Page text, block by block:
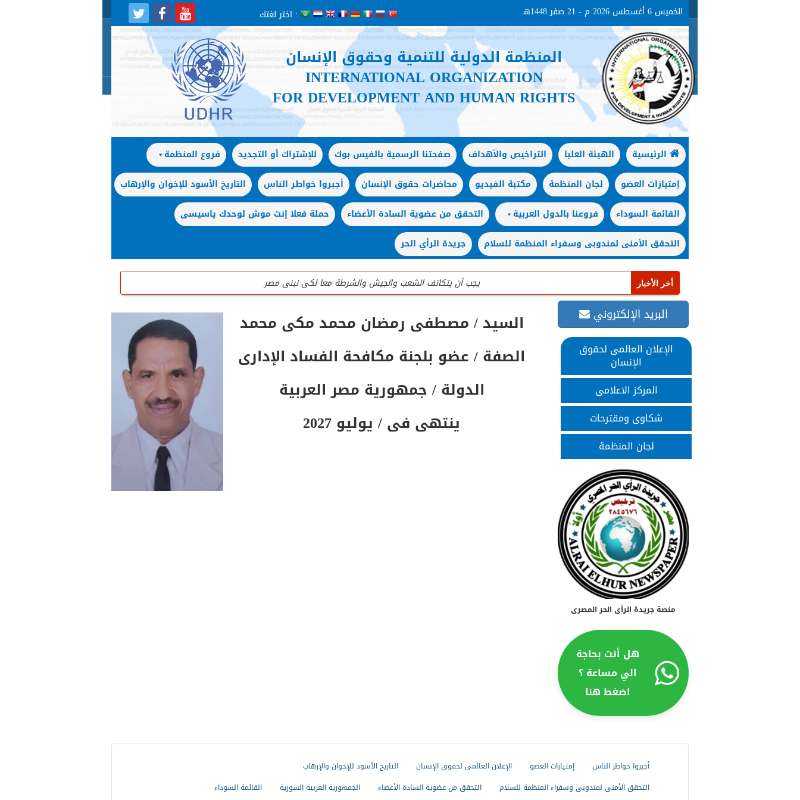
الخميس 6 أغسطس 2026 م - 21 صفر 1448هـ اختر لغتك :
المنظمة الدولية للتنمية وحقوق الإنسان
INTERNATIONAL ORGANIZATION
FOR DEVELOPMENT AND HUMAN RIGHTS
الرئيسية الهيئة العليا التراخيص والأهداف صفحتنا الرسمية بالفيس بوك للإشتراك أو التجديد
فروع المنظمة
إمتيازات العضو
لجان المنظمة مكتبة الفيديو محاضرات حقوق الإنسان أجبروا خواطر الناس
التاريخ الأسود للإخوان والإرهاب
القائمة السوداء
فروعنا بالدول العربية التحقق من عضوية السادة الأعضاء
حملة فعلا إنت موش لوحدك ياسيسى
التحقق الأمنى لمندوبى وسفراء المنظمة للسلام
جريدة الرأي الحر
يجب أن يتكاتف الشعب والجيش والشرطة معا لكى نبنى مصر
جميع لجان المنظمة عمل تطوعى وليست وظيفه
تليفون / واتس المنظمة الرئيسى للتواصل والإستفسار / 0201020407090
البريد الإلكتروني
الإعلان العالمى لحقوق
الإنسان
المركز الاعلامى
شكاوى ومقترحات
لجان المنظمة
منصة جريدة الرأى الحر المصرى
هل أنت بحاجة
الي مساعة ؟
اضغط هنا
السيد / مصطفى رمضان محمد مكى محمد
الصفة / عضو بلجنة مكافحة الفساد الإدارى
الدولة / جمهورية مصر العربية
ينتهى فى / يوليو 2027
أجبروا خواطر الناس إمتيازات العضو الإعلان العالمى لحقوق الإنسان
التاريخ الأسود للإخوان والإرهاب
التحقق الأمنى لمندوبى وسفراء المنظمة للسلام
التحقق من عضوية السادة الأعضاء الجمهورية العربية السورية القائمة السوداء